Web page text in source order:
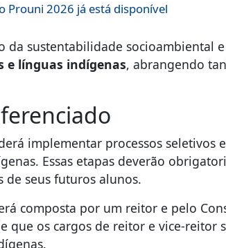
Prouni 2026 já está disponível
da sustentabilidade socioambiental
línguas indígenas, abrangendo
implementar processos seletivos
Essas etapas deverão
de seus futuros alunos.
composta por um reitor e pelo
que os cargos de reitor e vice-reitor